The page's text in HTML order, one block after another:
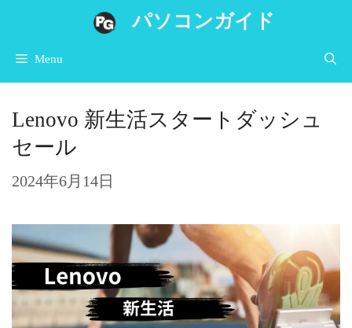
へ
ス
ッ
プ
パソコンガイド
Menu
Lenovo 新生活スタートダッシュ
セール
2024年6月14日